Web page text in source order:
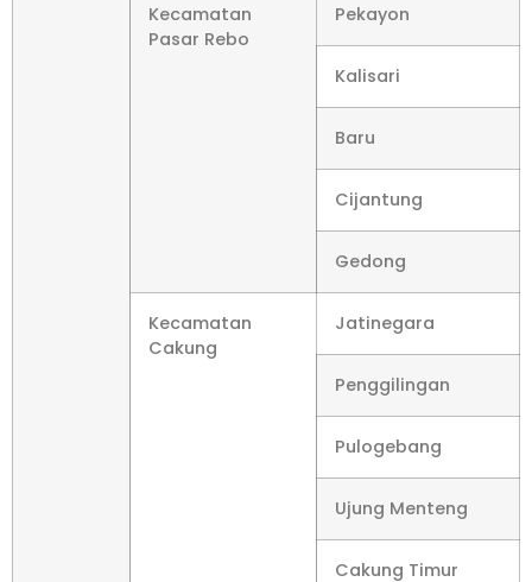
Kecamatan
Pasar Rebo
Pekayon
Kalisari
Baru
Cijantung
Gedong
Kecamatan
Cakung
Jatinegara
Penggilingan
Pulogebang
Ujung Menteng
Cakung Timur